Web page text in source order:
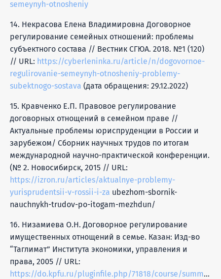
semeynyh-otnosheniy
14. Некрасова Елена Владимировна Договорное
регулирование семейных отношений: проблемы
субъектного состава // Вестник СГЮА. 2018. №1 (120)
// URL: https://cyberleninka.ru/article/n/dogovornoe-
regulirovanie-semeynyh-otnosheniy-problemy-
subektnogo-sostava (дата обращения: 29.12.2022)
15. Кравченко Е.П. Правовое регулирование
договорных отнощений в семейном праве //
Актуальные проблемы юриспруденции в России и
зарубежом/ Сборник научных трудов по итогам
международной научно-практической конференции.
(№ 2. Новосибирск, 2015 // URL:
https://izron.ru/articles/aktualnye-problemy-
yurisprudentsii-v-rossii-i-za ubezhom-sbornik-
nauchnykh-trudov-po-itogam-mezhdun/
16. Низамиева О.Н. Договорное регулирование
имущественных отнощений в семье. Казан: Изд-во
“Таглимат” Института экономики, управления и
права, 2005 // URL:
https://do.kpfu.ru/pluginfile.php/71818/course/summary/Rprogamma_1840.pdf